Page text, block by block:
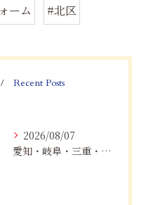
ーム #北区
Recent Posts
2026/08/07
愛知・岐阜・三重・静岡でカビアレルギーにお悩みの方へ｜MIST工法®による安全なカビ対策と健康な住まいづくり